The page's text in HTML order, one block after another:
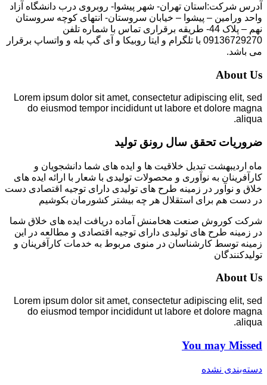
آدرس شرکت:استان تهران- شهر پیشوا- روبروی درب دانشگاه آزاد
واحد ورامین – پیشوا – خیابان سروستان- انتهای کوچه سروستان
نهم – پلاک 44- طریقه برقراری تماس با شماره تلفن
09136729270 با تلگرام و ایتا روبیکا و آی گپ بله و واتساپ برقرار
می باشد.
About Us
Lorem ipsum dolor sit amet, consectetur adipiscing elit, sed
do eiusmod tempor incididunt ut labore et dolore magna
aliqua.
ضروریات تحقق سال رونق تولید
ماه اردیبهشت تبدیل خلاقیت ها و ایده های شما دانشجویان و
کارآفرینان به نوآوری و محصولات تولیدی با شعار با ارائه ایده های
خلاق و نوآور در زمینه طرح های تولیدی دارای توجیه اقتصادی دست
در دست هم برای استقلال هر چه بیشتر کشورمان بکوشیم
شرکت کوروش صنعت هخامنش آماده دریافت ایده های خلاق شما
در زمینه طرح های تولیدی دارای توجیه اقتصادی و مطالعه در این
زمینه توسط کارشناسان در منوی مربوط به خدمات کارآفرینان و
تولیدکنندگان
About Us
Lorem ipsum dolor sit amet, consectetur adipiscing elit, sed
do eiusmod tempor incididunt ut labore et dolore magna
aliqua.
You may Missed
دسته‌بندی نشده